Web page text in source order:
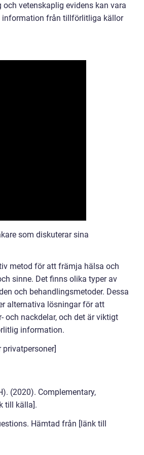
vetenskaplig evidens kan vara
information från tillförlitliga källor
som diskuterar sina
metod för att främja hälsa och
sinne. Det finns olika typer av
och behandlingsmetoder. Dessa
alternativa lösningar för att
och nackdelar, och det är viktigt
information.
(2020). Complementary,
till källa].
Hämtad från [länk till